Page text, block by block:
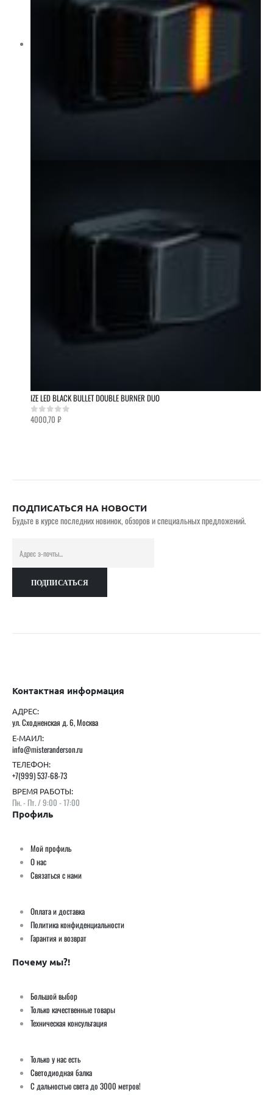
IZE LED BLACK BULLET DOUBLE BURNER DUO
0out of 5
4000,70 ₽
ПОДПИСАТЬСЯ НА НОВОСТИ
Будьте в курсе последних новинок, обзоров и специальных предложений.
Контактная информация
АДРЕС:
ул. Сходненская д. 6, Москва
Е-МАИЛ:
info@misteranderson.ru
ТЕЛЕФОН:
+7(999) 537-68-73
ВРЕМЯ РАБОТЫ:
Пн. - Пт. / 9:00 - 17:00
Профиль
Мой профиль
О нас
Связаться с нами
Оплата и доставка
Политика конфиденциальности
Гарантия и возврат
Почему мы?!
Большой выбор
Только качественные товары
Техническая консультация
Только у нас есть
Светодиодная балка
С дальностью света до 3000 метров!